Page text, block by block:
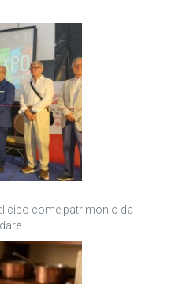
cibo come patrimonio da